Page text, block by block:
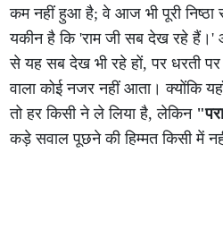
कम नहीं हुआ है; वे आज भी पूरी निष्ठा
यकीन है कि 'राम जी सब देख रहे हैं।'
से यह सब देख भी रहे हों, पर धरती पर
वाला कोई नजर नहीं आता। क्योंकि
तो हर किसी ने ले लिया है, लेकिन
कड़े सवाल पूछने की हिम्मत किसी में